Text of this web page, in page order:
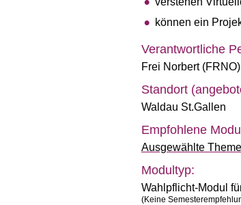
können ein
Verantwortliche
Frei Norbert (FRNO)
Standort
Waldau St.Gallen
Empfohlene
Ausgewählte
Modultyp:
Wahlpflicht-Modul
(Keine